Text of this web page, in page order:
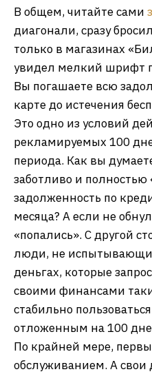
В общем, читайте сами
диагонали, сразу
только в магазинах
увидел мелкий шрифт
Вы погашаете всю
карте до истечения
Это одно из условий
рекламируемых 100
периода. Как вы
заботливо и
задолженность по
месяца? А если не
«попались». С другой
люди, не
деньгах, которые
своими финансами
стабильно
отложенным на 100
По крайней мере,
обслуживанием. А